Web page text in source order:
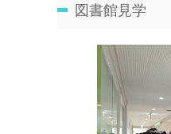
図書館見学